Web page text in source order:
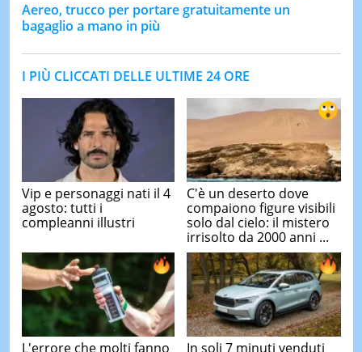
Aereo, trucco per portare gratuitamente un
bagaglio a mano in più
I PIÙ CLICCATI DELLE ULTIME 24 ORE
Vip e personaggi nati il 4
agosto: tutti i
compleanni illustri
C'è un deserto dove
compaiono figure visibili
solo dal cielo: il mistero
irrisolto da 2000 anni ...
L'errore che molti fanno In soli 7 minuti venduti